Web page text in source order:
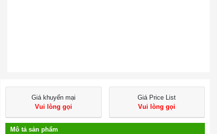
Giá khuyến mại
Vui lòng gọi
Giá Price List
Vui lòng gọi
Mô tả sản phẩm